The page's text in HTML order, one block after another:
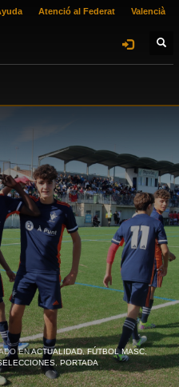
Atenció al Federat Valencià
ENACTUALIDAD,FÚTBOL MASC.
,PORTADA